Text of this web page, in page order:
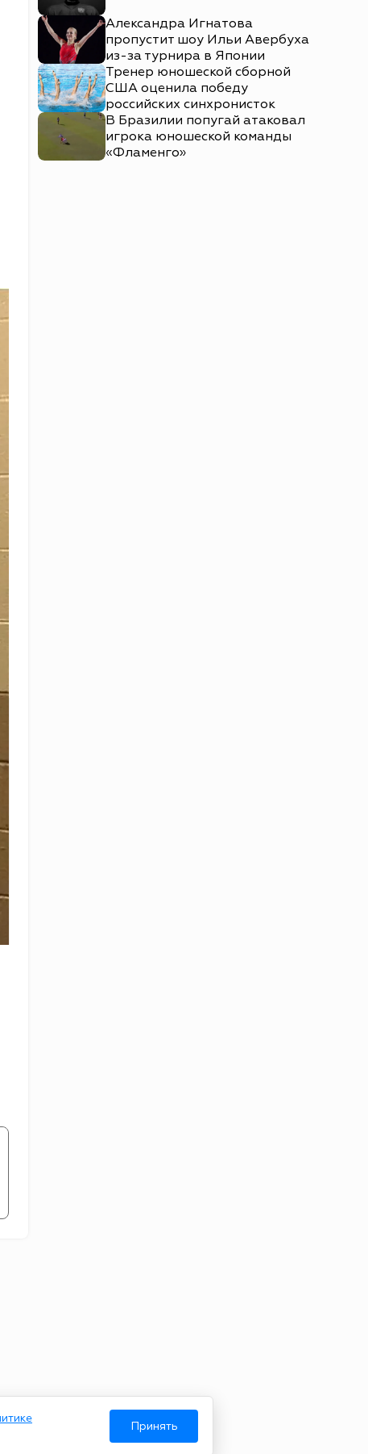
Принять
Александра Игнатова
пропустит шоу Ильи Авербуха
из-за турнира в Японии
Тренер юношеской сборной
США оценила победу
российских синхронисток
В Бразилии попугай атаковал
игрока юношеской команды
«Фламенго»